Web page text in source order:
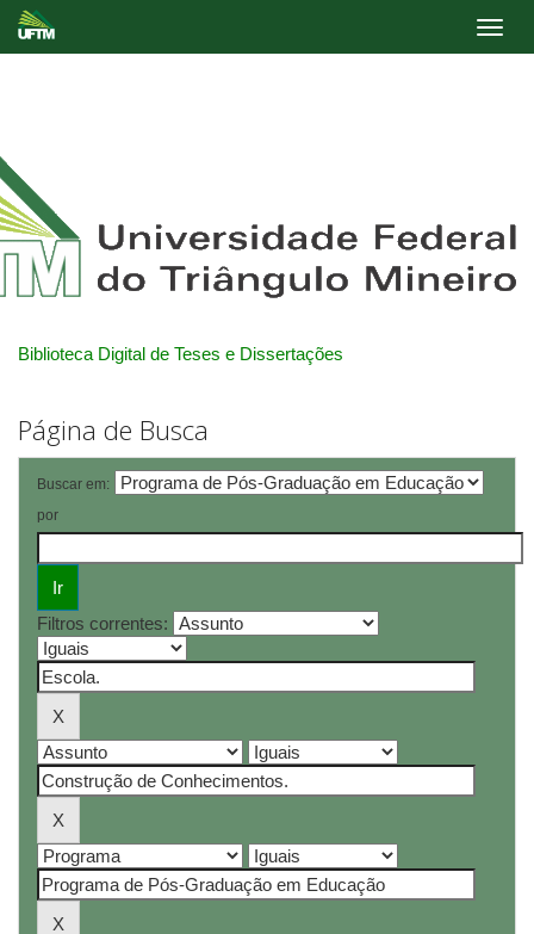
Biblioteca Digital de Teses e Dissertações
Página de Busca
Buscar em:
por
Filtros correntes: